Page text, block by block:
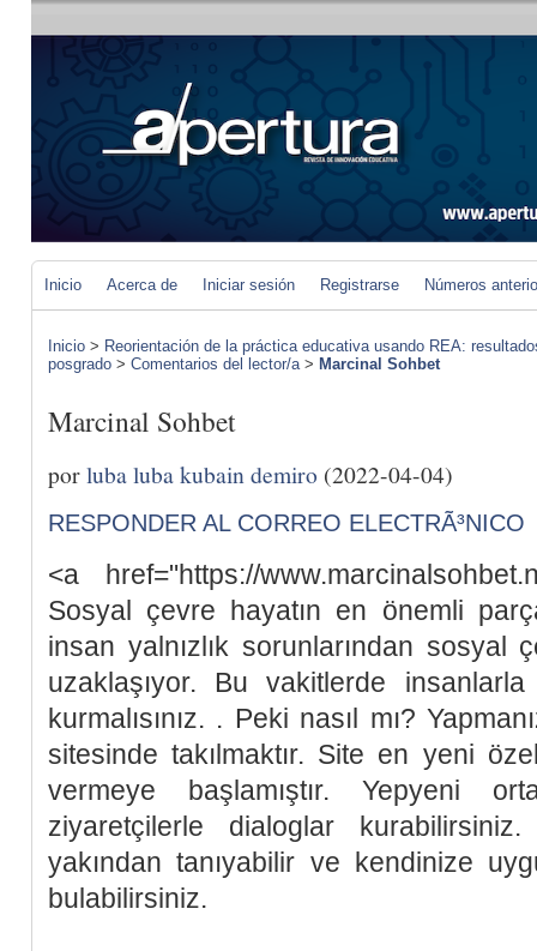
Inicio Acerca de Iniciar sesión Registrarse Números
Inicio > Reorientación de la práctica educativa usando REA:
posgrado > Comentarios del lector/a> Marcinal Sohbet
Marcinal Sohbet
porluba luba kubain demiro (2022-04-04)
RESPONDER AL CORREO ELECTRÃ³NICO
<a href="https://
Sosyal çevre hayatın en önemli
insan yalnızlık sorunlarından sosyal
uzaklaşıyor. Bu vakitlerde insanlarla
kurmalısınız. . Peki nasıl mı?
sitesinde takılmaktır. Site en yeni
vermeye başlamıştır. Yepyeni
ziyaretçilerle dialoglar
yakından tanıyabilir ve kendinize
bulabilirsiniz.